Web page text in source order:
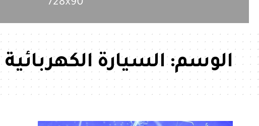
الوسم:السيارة الكهربائية Togg